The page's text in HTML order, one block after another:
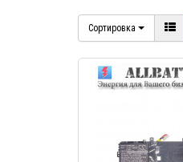
Сортировка